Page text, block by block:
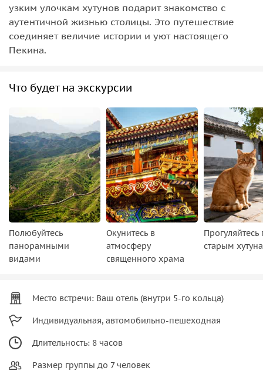
узким улочкам хутунов подарит знакомство с
аутентичной жизнью столицы. Это путешествие
соединяет величие истории и уют настоящего
Пекина.
Что будет на экскурсии
Полюбуйтесь
панорамными
видами
Окунитесь в
атмосферу
священного храма
Прогуляйтесь
старым
Место встречи: Ваш отель (внутри 5-го кольца)
Индивидуальная, автомобильно-пешеходная
Длительность: 8 часов
Размер группы до 7 человек